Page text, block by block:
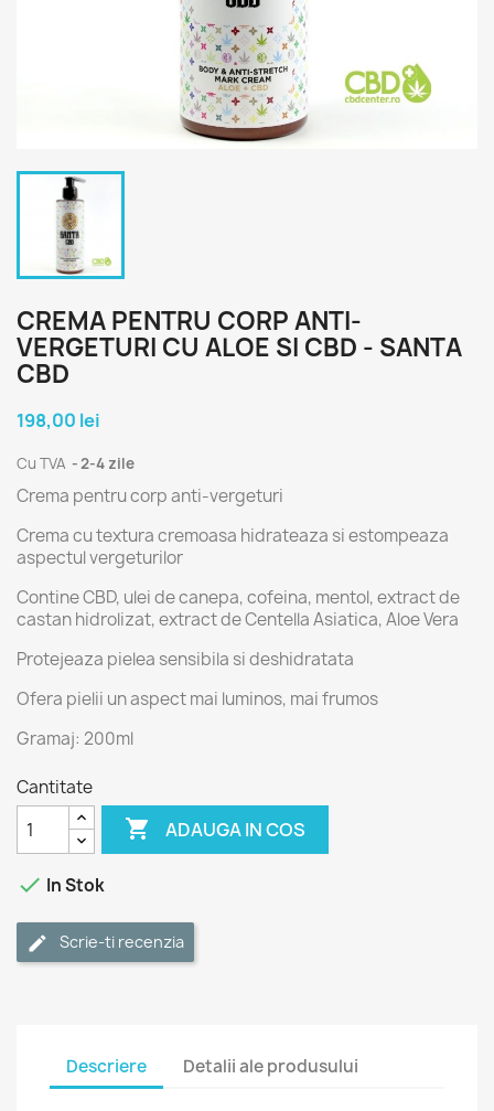
CREMA PENTRU CORP ANTI-
VERGETURI CU ALOE SI CBD - SANTA
CBD
198,00 lei
Cu TVA 2-4 zile
Crema pentru corp anti-vergeturi
Crema cu textura cremoasa hidrateaza si estompeaza
aspectul vergeturilor
Contine CBD, ulei de canepa, cofeina, mentol, extract de
castan hidrolizat, extract de Centella Asiatica, Aloe Vera
Protejeaza pielea sensibila si deshidratata
Ofera pielii un aspect mai luminos, mai frumos
Gramaj: 200ml
Cantitate
 ADAUGA IN COS
 In Stok
Scrie-ti recenzia
Descriere Detalii ale produsului